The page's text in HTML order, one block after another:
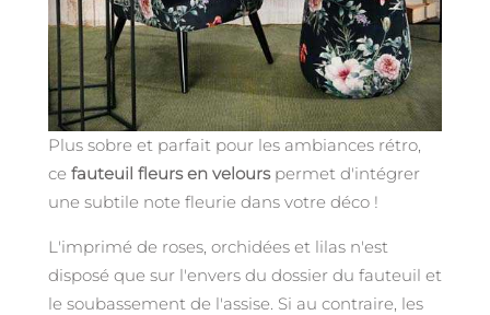
Plus sobre et parfait pour les ambiances rétro,
ce fauteuil fleurs en velourspermet d'intégrer
une subtile note fleurie dans votre déco !
L'imprimé de roses, orchidées et lilas n'est
disposé que sur l'envers du dossier du fauteuil et
le soubassement de l'assise. Si au contraire, les